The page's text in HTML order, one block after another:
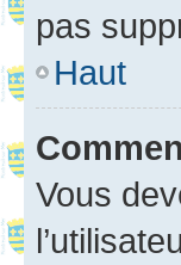
pas
Haut
Vous